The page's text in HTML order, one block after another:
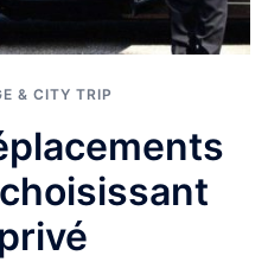
& CITY TRIP